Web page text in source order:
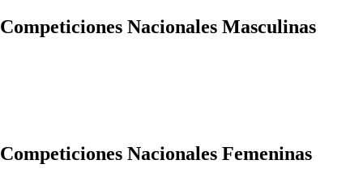
Competiciones Nacionales Masculinas
Competiciones Nacionales Femeninas